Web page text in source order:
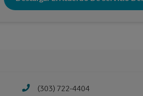
(303) 722-4404